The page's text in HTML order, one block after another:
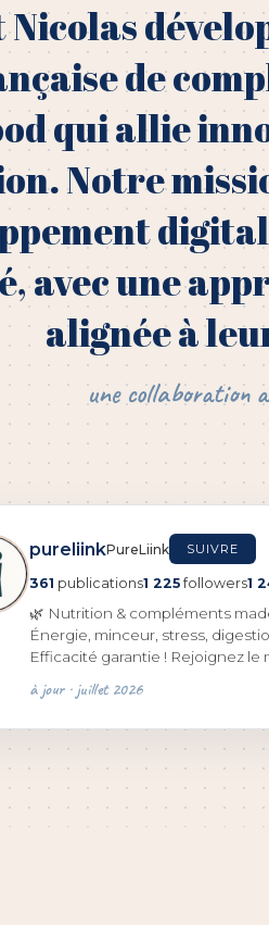
Nicolas
de
qui allie
Notre
avec une
alignée à
une collaboration
pureliinkPureLiink SUIVRE
361 publications1 225 followers1
🌿 Nutrition & compléments
Énergie, minceur, stress,
Efficacité garantie ! Rejoignez le
à jour · juillet 2026